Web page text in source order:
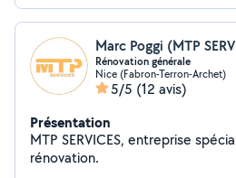
Marc Poggi (MTP
Rénovation générale
Nice (Fabron-Terron-Archet)
5/5 (12 avis)
Présentation
MTP SERVICES, entreprise
rénovation.